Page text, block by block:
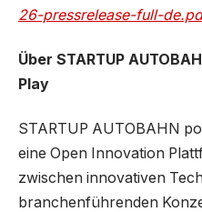
26-pressrelease-full-
Über STARTUP
Play
STARTUP AUTOBAHN
eine Open Innovation
zwischen innovativen
branchenführenden